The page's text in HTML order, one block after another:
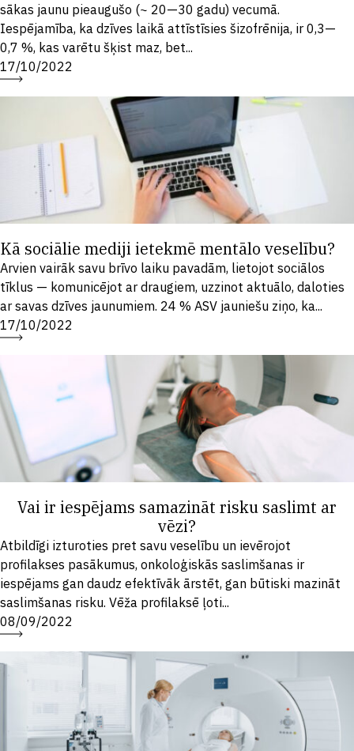
sākas jaunu pieaugušo (~ 20—30 gadu) vecumā.
Iespējamība, ka dzīves laikā attīstīsies šizofrēnija, ir 0,3—
0,7 %, kas varētu šķist maz, bet...
17/10/2022
Kā sociālie mediji ietekmē mentālo veselību?
Arvien vairāk savu brīvo laiku pavadām, lietojot sociālos
tīklus — komunicējot ar draugiem, uzzinot aktuālo, daloties
ar savas dzīves jaunumiem. 24 % ASV jauniešu ziņo, ka...
17/10/2022
Vai ir iespējams samazināt risku saslimt ar
vēzi?
Atbildīgi izturoties pret savu veselību un ievērojot
profilakses pasākumus, onkoloģiskās saslimšanas ir
iespējams gan daudz efektīvāk ārstēt, gan būtiski mazināt
saslimšanas risku. Vēža profilaksē ļoti...
08/09/2022